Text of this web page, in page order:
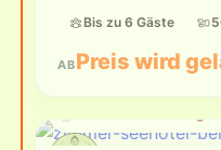
Bis zu 6 Gäste
ABPreis wird